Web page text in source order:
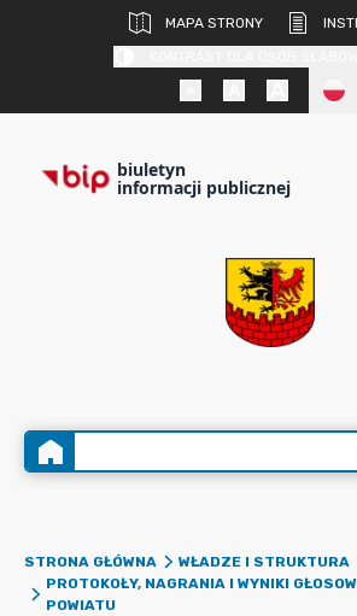
MAPA STRONY
biuletyn
informacji publicznej
STRONA GŁÓWNA WŁADZE I STRUKTURA
PROTOKOŁY, NAGRANIA I WYNIKI
POWIATU